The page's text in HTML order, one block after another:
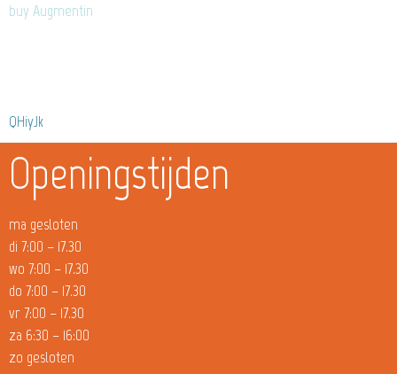
buy Augmentin
QHiyJk
Openingstijden
ma gesloten
di 7:00 – 17.30
wo 7:00 – 17.30
do 7:00 – 17.30
vr 7:00 – 17.30
za 6:30 – 16:00
zo gesloten